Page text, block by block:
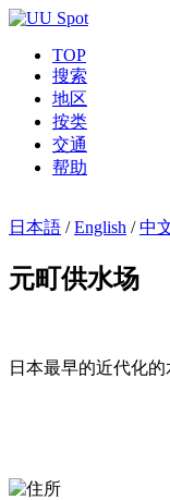
TOP
搜索
地区
按类
交通
帮助
日本語 /English /中
元町供水场
日本最早的近代化的